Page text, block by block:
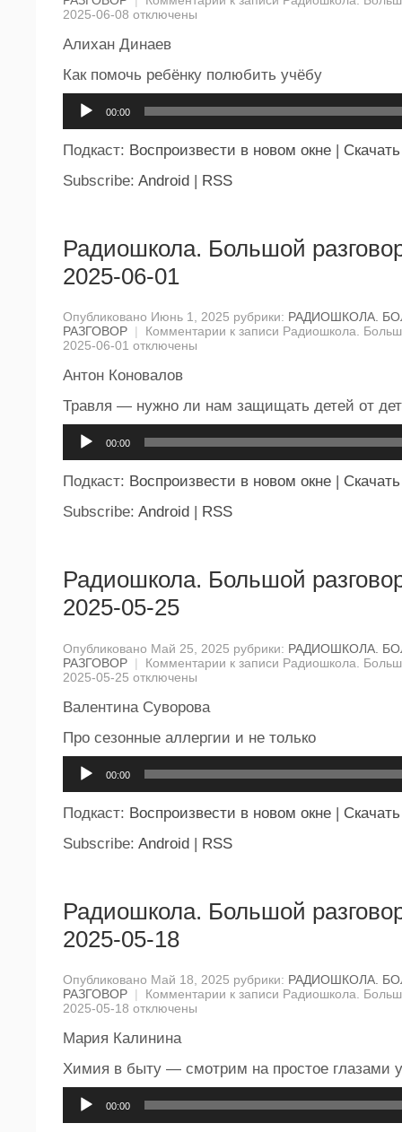
2025-06-08 отключены
Алихан Динаев
Как помочь ребёнку полюбить учёбу
00:00
Подкаст: Воспроизвести в новом окне | Скачать
Subscribe: Android | RSS
Радиошкола. Большой
2025-06-01
Опубликовано Июнь 1, 2025 рубрики: РАДИОШКОЛА.
РАЗГОВОР | Комментарии к записи Радиошкола.
2025-06-01 отключены
Антон Коновалов
Травля — нужно ли нам защищать детей от
00:00
Подкаст: Воспроизвести в новом окне | Скачать
Subscribe: Android | RSS
Радиошкола. Большой
2025-05-25
Опубликовано Май 25, 2025 рубрики: РАДИОШКОЛА.
РАЗГОВОР | Комментарии к записи Радиошкола.
2025-05-25 отключены
Валентина Суворова
Про сезонные аллергии и не только
00:00
Подкаст: Воспроизвести в новом окне | Скачать
Subscribe: Android | RSS
Радиошкола. Большой
2025-05-18
Опубликовано Май 18, 2025 рубрики: РАДИОШКОЛА.
РАЗГОВОР | Комментарии к записи Радиошкола.
2025-05-18 отключены
Мария Калинина
Химия в быту — смотрим на простое глазами
00:00